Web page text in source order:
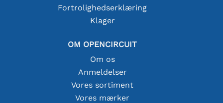
Fortrolighedserklæring
Klager
OM OPENCIRCUIT
Om os
Anmeldelser
Vores sortiment
Vores mærker